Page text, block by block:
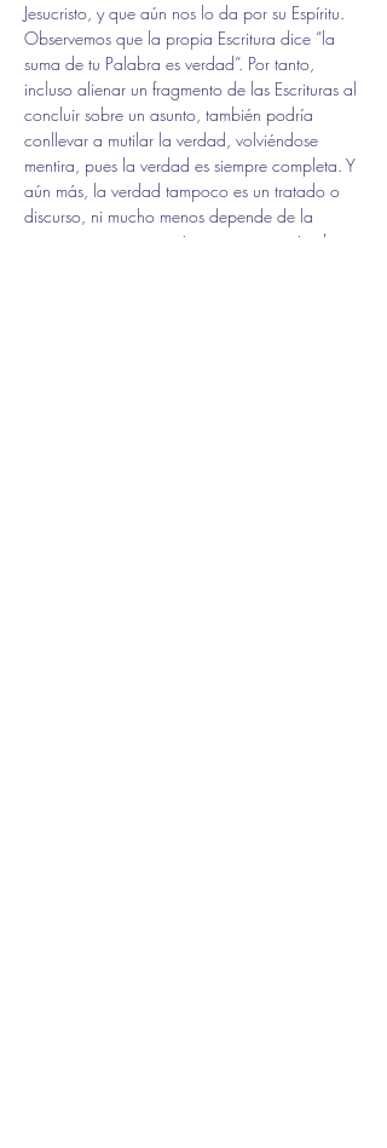
Jesucristo, y que aún nos lo da por su Espíritu.
Observemos que la propia Escritura dice “la
suma de tu Palabra es verdad”. Por tanto,
incluso alienar un fragmento de las Escrituras al
concluir sobre un asunto, también podría
conllevar a mutilar la verdad, volviéndose
mentira, pues la verdad es siempre completa. Y
aún más, la verdad tampoco es un tratado o
discurso, ni mucho menos depende de la
consciencia, percepción o interpretación de un